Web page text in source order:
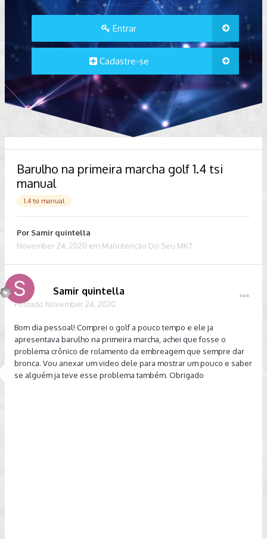
Entrar
Cadastre-se
Barulho na primeira marcha golf 1.4 tsi
manual
1.4 tsi manual
Por Samir quintella
November 24, 2020 em Manutenção Do Seu MK7
Samir quintella
Postado November 24, 2020
Bom dia pessoal! Comprei o golf a pouco tempo e ele ja
apresentava barulho na primeira marcha, achei que fosse o
problema crônico de rolamento da embreagem que sempre dar
bronca. Vou anexar um video dele para mostrar um pouco e saber
se alguém ja teve esse problema também. Obrigado